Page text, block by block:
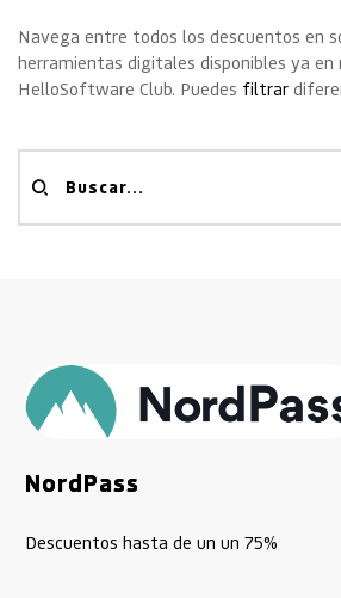
Navega entre todos los descuentos en
herramientas digitales disponibles ya en
HelloSoftware Club. Puedes filtrar
Buscar...
NordPass
Descuentos hasta de un un 75%